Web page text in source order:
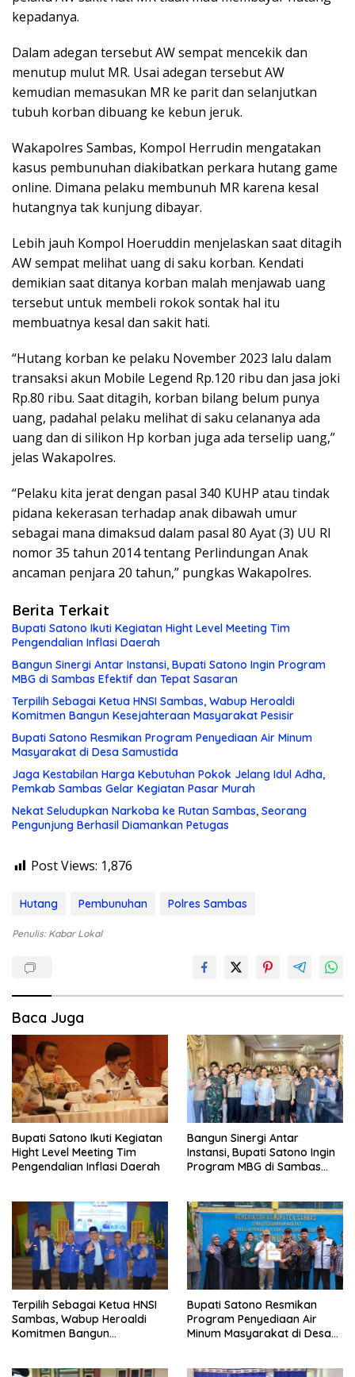
kepadanya.
Dalam adegan tersebut AW sempat mencekik dan
menutup mulut MR. Usai adegan tersebut AW
kemudian memasukan MR ke parit dan selanjutkan
tubuh korban dibuang ke kebun jeruk.
Wakapolres Sambas, Kompol Herrudin mengatakan
kasus pembunuhan diakibatkan perkara hutang game
online. Dimana pelaku membunuh MR karena kesal
hutangnya tak kunjung dibayar.
Lebih jauh Kompol Hoeruddin menjelaskan saat ditagih
AW sempat melihat uang di saku korban. Kendati
demikian saat ditanya korban malah menjawab uang
tersebut untuk membeli rokok sontak hal itu
membuatnya kesal dan sakit hati.
“Hutang korban ke pelaku November 2023 lalu dalam
transaksi akun Mobile Legend Rp.120 ribu dan jasa joki
Rp.80 ribu. Saat ditagih, korban bilang belum punya
uang, padahal pelaku melihat di saku celananya ada
uang dan di silikon Hp korban juga ada terselip uang,”
jelas Wakapolres.
“Pelaku kita jerat dengan pasal 340 KUHP atau tindak
pidana kekerasan terhadap anak dibawah umur
sebagai mana dimaksud dalam pasal 80 Ayat (3) UU RI
nomor 35 tahun 2014 tentang Perlindungan Anak
ancaman penjara 20 tahun,” pungkas Wakapolres.
Berita Terkait
Bupati Satono Ikuti Kegiatan Hight Level Meeting Tim
Pengendalian Inflasi Daerah
Bangun Sinergi Antar Instansi, Bupati Satono Ingin Program
MBG di Sambas Efektif dan Tepat Sasaran
Terpilih Sebagai Ketua HNSI Sambas, Wabup Heroaldi
Komitmen Bangun Kesejahteraan Masyarakat Pesisir
Bupati Satono Resmikan Program Penyediaan Air Minum
Masyarakat di Desa Samustida
Jaga Kestabilan Harga Kebutuhan Pokok Jelang Idul Adha,
Pemkab Sambas Gelar Kegiatan Pasar Murah
Nekat Seludupkan Narkoba ke Rutan Sambas, Seorang
Pengunjung Berhasil Diamankan Petugas
Post Views: 1,876
Hutang Pembunuhan Polres Sambas
Penulis: Kabar Lokal
Baca Juga
Bupati Satono Ikuti Kegiatan
Hight Level Meeting Tim
Pengendalian Inflasi Daerah
Bangun Sinergi Antar
Instansi, Bupati Satono Ingin
Program MBG di Sambas
Terpilih Sebagai Ketua HNSI
Sambas, Wabup Heroaldi
Komitmen Bangun
Bupati Satono Resmikan
Program Penyediaan Air
Minum Masyarakat di Desa